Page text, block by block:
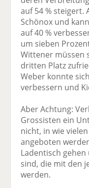
auf 54 % steigert.
Schönox und
auf 40 %
um sieben
Wittener müssen
dritten Platz
Weber konnte
verbessern und
Aber Achtung:
Grossisten ein
nicht, in wie
angeboten
Ladentisch
sind, die mit den
werden.